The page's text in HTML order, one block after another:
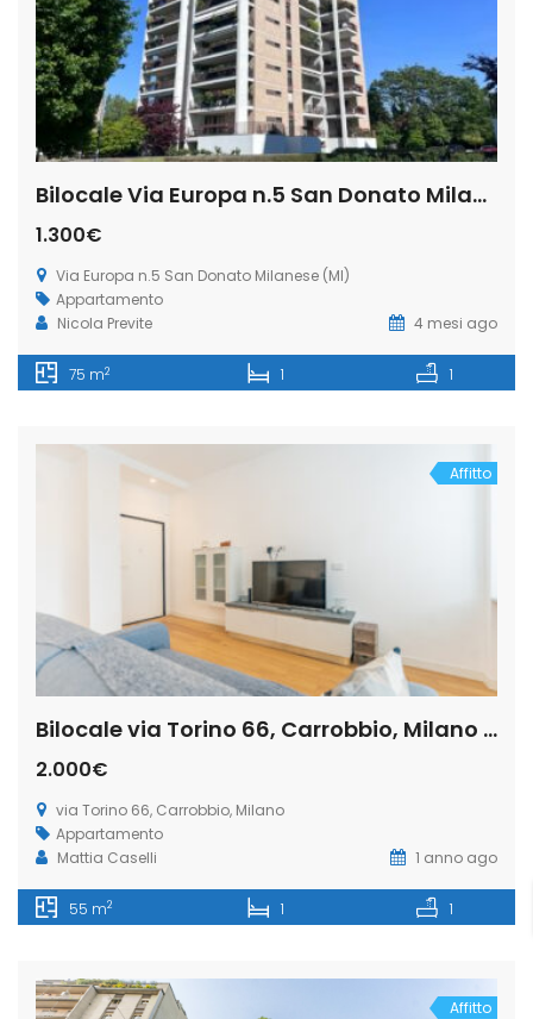
Bilocale Via Europa n.5 San Donato Milanese (Rif. SDIFN104)
1.300€
Via Europa n.5 San Donato Milanese (MI)
Appartamento
Nicola Previte
4 mesi ago
75 m2 1 1
Affitto
Bilocale via Torino 66, Carrobbio, Milano (Rif. IFM179)
2.000€
via Torino 66, Carrobbio, Milano
Appartamento
Mattia Caselli
1 anno ago
55 m2 1 1
Affitto